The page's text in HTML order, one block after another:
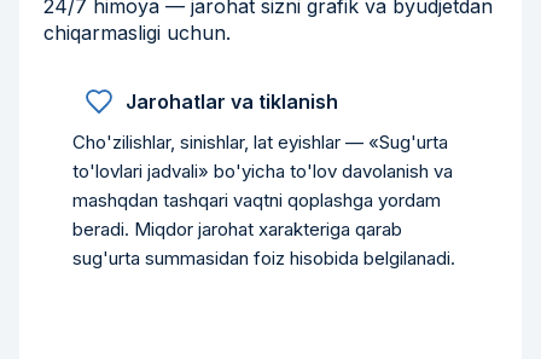
24/7 himoya — jarohat sizni grafik va byudjetdan
chiqarmasligi uchun.
Jarohatlar va tiklanish
Cho'zilishlar, sinishlar, lat eyishlar — «Sug'urta
to'lovlari jadvali» bo'yicha to'lov davolanish va
mashqdan tashqari vaqtni qoplashga yordam
beradi. Miqdor jarohat xarakteriga qarab
sug'urta summasidan foiz hisobida belgilanadi.